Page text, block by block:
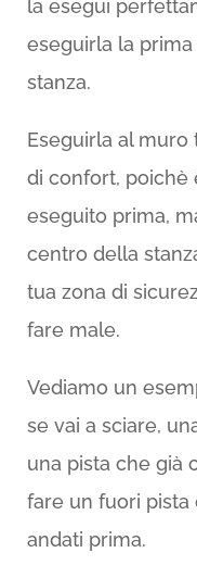
la esegui
eseguirla la
stanza.
Eseguirla al muro
di confort, poichè
eseguito prima,
centro della
tua zona di
fare male.
Vediamo un
se vai a sciare,
una pista che già
fare un fuori pista
andati prima.